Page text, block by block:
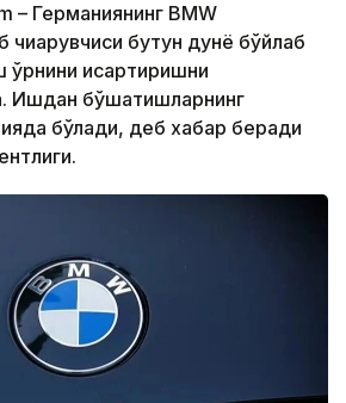
– Германиянинг BМW
бутун дунё бўйлаб
қисқартиришни
Ишдан бўшатишларнинг
бўлади, деб хабар беради